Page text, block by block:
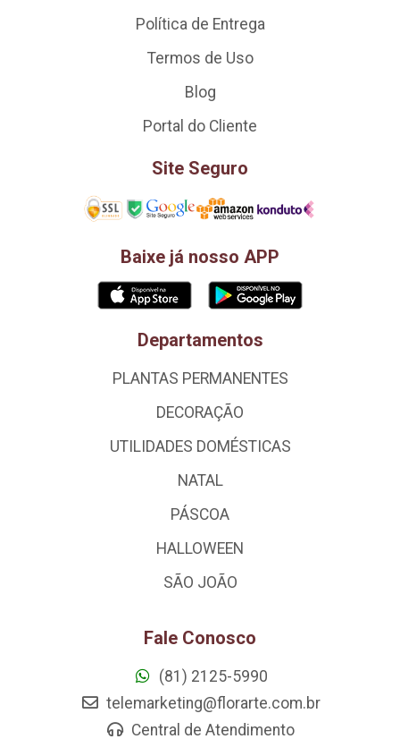
Política de Entrega
Termos de Uso
Blog
Portal do Cliente
Site Seguro
Baixe já nosso APP
Departamentos
PLANTAS PERMANENTES
DECORAÇÃO
UTILIDADES DOMÉSTICAS
NATAL
PÁSCOA
HALLOWEEN
SÃO JOÃO
Fale Conosco
(81) 2125-5990
telemarketing@florarte.com.br
Central de Atendimento